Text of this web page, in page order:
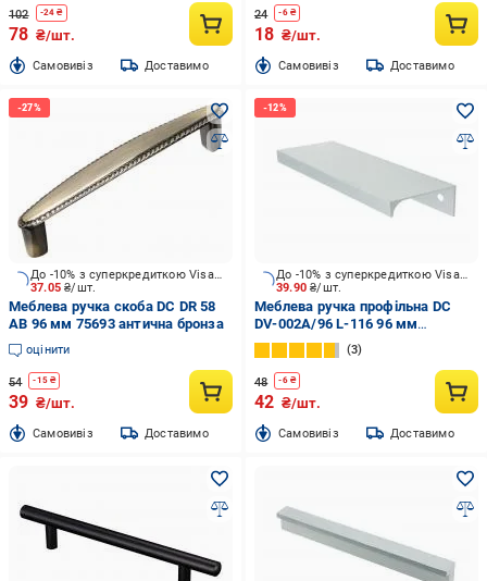
102 -24 ₴
78 ₴/шт.
Cамовивіз Доставимо
24 -6₴
18 ₴/шт.
Cамовивіз Доставимо
37.05₴/шт.
До -10% з суперкредиткою Visa Вигода
Меблева ручка скоба DC DR 58
AB 96 мм 75693 антична бронза
оцінити
54 -15 ₴
39 ₴/шт.
Cамовивіз Доставимо
39.90₴/шт.
До -10% з суперкредиткою Visa Вигода
Меблева ручка профільна DC
DV-002A/96 L-116 96 мм
алюміній
3
48 -6₴
42 ₴/шт.
Cамовивіз Доставимо